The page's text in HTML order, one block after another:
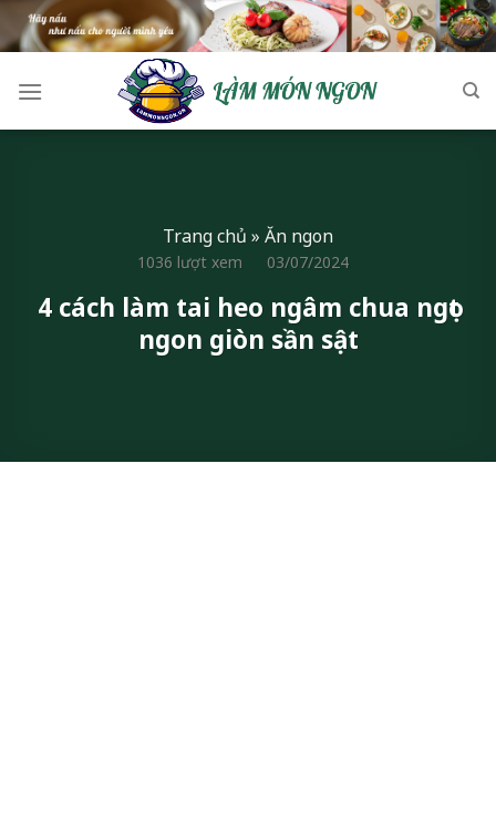
Skip
to
Trang chủ » Ăn ngon
1036 lượt xem 03/07/2024
4 cách làm tai heo ngâm chua ngọt
ngon giòn sần sật